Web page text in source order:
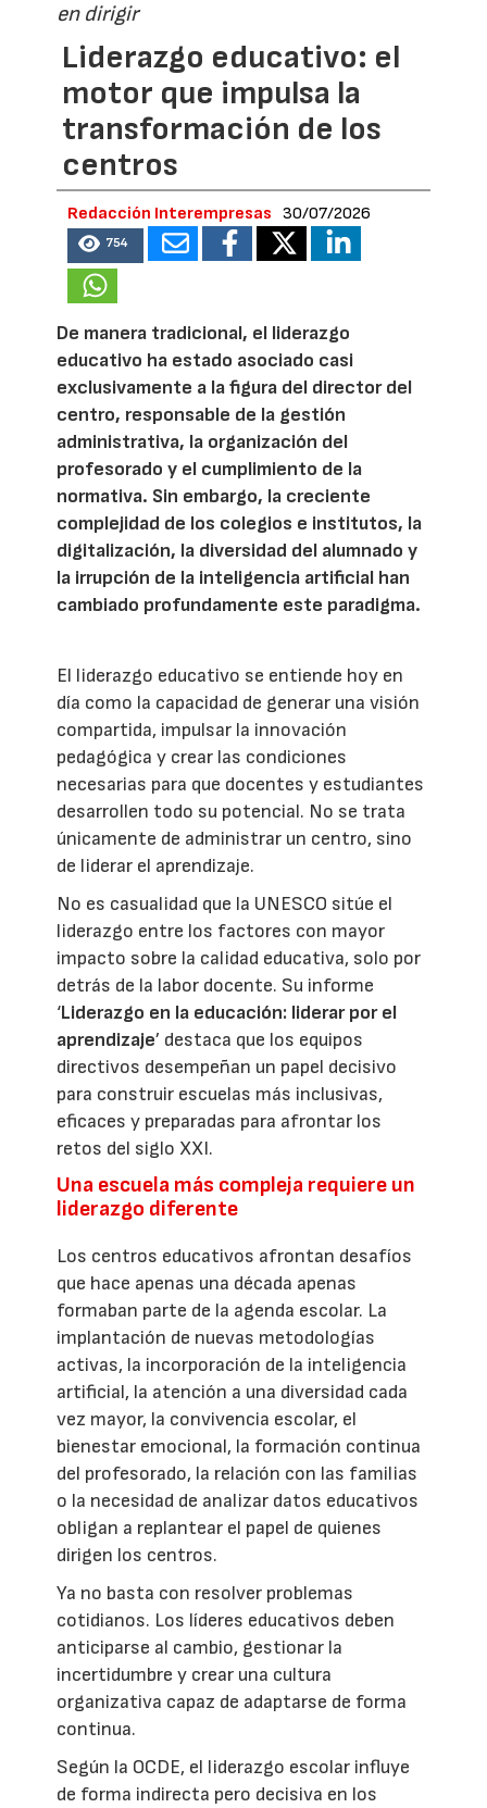
en dirigir
Liderazgo educativo: el
motor que impulsa la
transformación de los
centros
Redacción Interempresas 30/07/2026
754
De manera tradicional, el liderazgo
educativo ha estado asociado casi
exclusivamente a la figura del director del
centro, responsable de la gestión
administrativa, la organización del
profesorado y el cumplimiento de la
normativa. Sin embargo, la creciente
complejidad de los colegios e institutos, la
digitalización, la diversidad del alumnado y
la irrupción de la inteligencia artificial han
cambiado profundamente este paradigma.
El liderazgo educativo se entiende hoy en
día como la capacidad de generar una visión
compartida, impulsar la innovación
pedagógica y crear las condiciones
necesarias para que docentes y estudiantes
desarrollen todo su potencial. No se trata
únicamente de administrar un centro, sino
de liderar el aprendizaje.
No es casualidad que la UNESCO sitúe el
liderazgo entre los factores con mayor
impacto sobre la calidad educativa, solo por
detrás de la labor docente. Su informe
‘Liderazgo en la educación: liderar por el
aprendizaje’ destaca que los equipos
directivos desempeñan un papel decisivo
para construir escuelas más inclusivas,
eficaces y preparadas para afrontar los
retos del siglo XXI.
Una escuela más compleja requiere un
liderazgo diferente
Los centros educativos afrontan desafíos
que hace apenas una década apenas
formaban parte de la agenda escolar. La
implantación de nuevas metodologías
activas, la incorporación de la inteligencia
artificial, la atención a una diversidad cada
vez mayor, la convivencia escolar, el
bienestar emocional, la formación continua
del profesorado, la relación con las familias
o la necesidad de analizar datos educativos
obligan a replantear el papel de quienes
dirigen los centros.
Ya no basta con resolver problemas
cotidianos. Los líderes educativos deben
anticiparse al cambio, gestionar la
incertidumbre y crear una cultura
organizativa capaz de adaptarse de forma
continua.
Según la OCDE, el liderazgo escolar influye
de forma indirecta pero decisiva en los